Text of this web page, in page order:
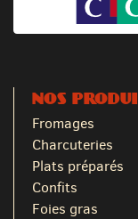
NOS
Fromages
Charcuteries
Plats préparés
Confits
Foies gras